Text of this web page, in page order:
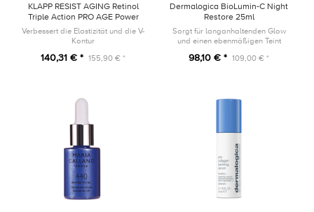
KLAPP RESIST AGING Retinol
Triple Action PRO AGE Power
Trio SET
Verbessert die Elastizität und die V-
Kontur
140,31 € * 155,90 € *
Dermalogica BioLumin-C Night
Restore 25ml
Sorgt für langanhaltenden Glow
und einen ebenmäßigen Teint
98,10 € * 109,00 € *